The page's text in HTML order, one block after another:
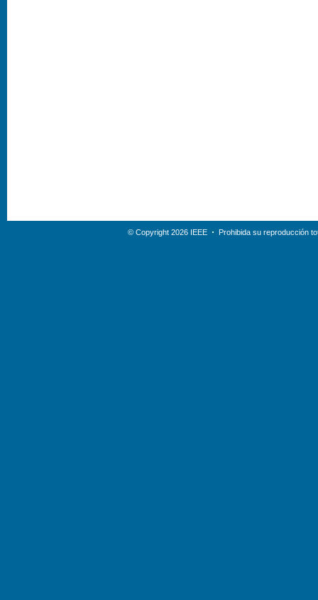
© Copyright 2026 IEEE Prohibida su reproducción